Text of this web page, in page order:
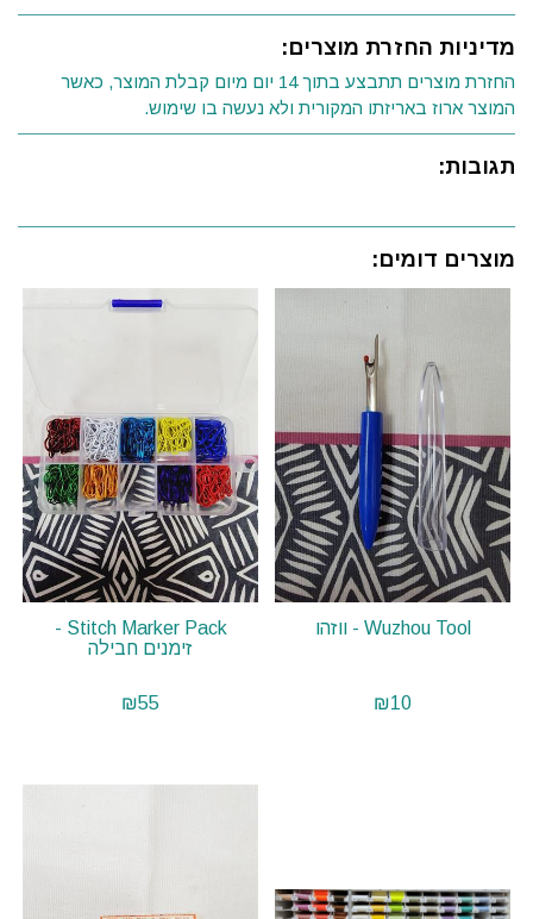
מדיניות החזרת מוצרים:
החזרת מוצרים תתבצע בתוך 14 יום מיום קבלת המוצר, כאשר
המוצר ארוז באריזתו המקורית ולא נעשה בו שימוש.
תגובות:
מוצרים דומים:
Wuzhou Tool - ווזהו
₪10
Stitch Marker Pack -
זימנים חבילה
₪55